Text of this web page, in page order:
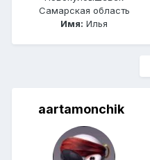
Самарская область
Имя: Илья
aartamonchik